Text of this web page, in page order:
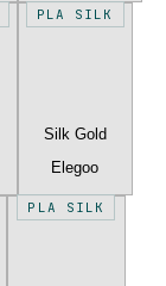
PLA SILK
Silk Gold
Elegoo
PLA SILK